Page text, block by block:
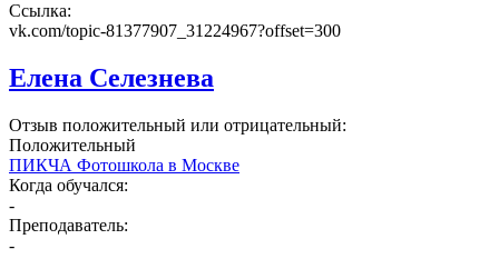
Ссылка:
vk.com/topic-81377907_31224967?offset=300
Елена Селезнева
Отзыв положительный или отрицательный:
Положительный
ПИКЧА Фотошкола в Москве
Когда обучался:
-
Преподаватель:
-